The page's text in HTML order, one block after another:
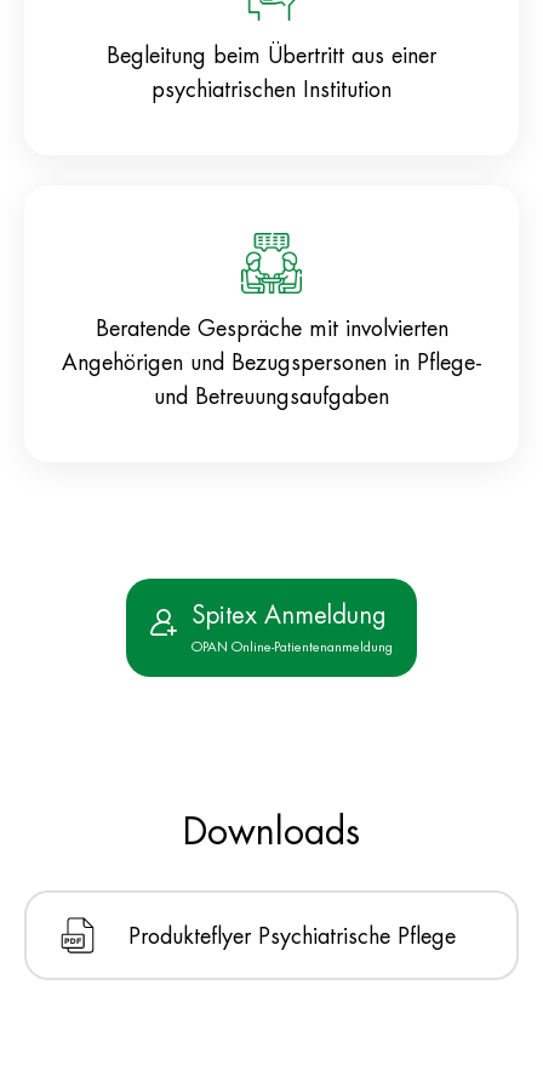
Begleitung beim Übertritt aus einer
psychiatrischen Institution
Beratende Gespräche mit involvierten
Angehörigen und Bezugspersonen in Pflege-
und Betreuungsaufgaben
Spitex Anmeldung
OPAN Online-Patientenanmeldung
Downloads
Produkteflyer Psychiatrische Pflege